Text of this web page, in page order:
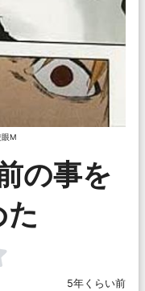
眼M
の事を
5年くらい前